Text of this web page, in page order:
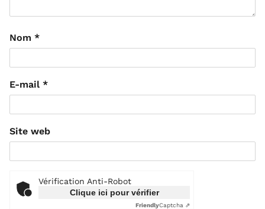
Nom *
E-mail *
Site web
Vérification Anti-Robot
Clique ici pour vérifier
FriendlyCaptcha ⇗